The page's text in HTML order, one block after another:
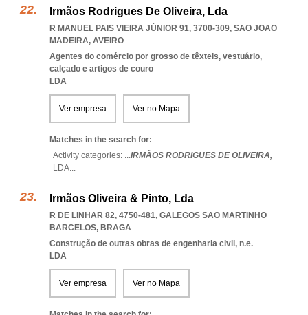
Irmãos Rodrigues De Oliveira, Lda
R MANUEL PAIS VIEIRA JÚNIOR 91, 3700-309, SAO JOAO
MADEIRA, AVEIRO
Agentes do comércio por grosso de têxteis, vestuário,
calçado e artigos de couro
LDA
Ver empresa Ver no Mapa
Matches in the search for:
Activity categories: ...IRMÃOS RODRIGUES DE OLIVEIRA,
LDA...
Irmãos Oliveira & Pinto, Lda
R DE LINHAR 82, 4750-481, GALEGOS SAO MARTINHO
BARCELOS, BRAGA
Construção de outras obras de engenharia civil, n.e.
LDA
Ver empresa Ver no Mapa